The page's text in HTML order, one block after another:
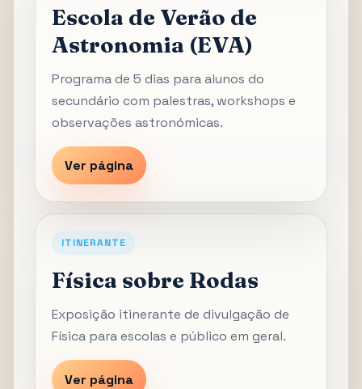
Escola de Verão de
Astronomia (EVA)
Programa de 5 dias para alunos do
secundário com palestras, workshops e
observações astronómicas.
Ver página
ITINERANTE
Física sobre Rodas
Exposição itinerante de divulgação de
Física para escolas e público em geral.
Ver página